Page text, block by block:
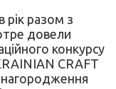
рік разом з
довели
конкурсу
CRAFT
нагородження